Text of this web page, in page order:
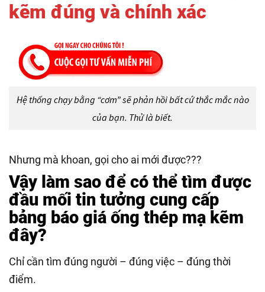
kẽm đúng và chính xác
Hệ thống chạy bằng “cơm” sẽ phản hồi bất cứ thắc mắc nào
của bạn. Thử là biết.
Nhưng mà khoan, gọi cho ai mới được???
Vậy làm sao để có thể tìm được
đầu mối tin tưởng cung cấp
bảng báo giá ống thép mạ kẽm
đây?
Chỉ cần tìm đúng người – đúng việc – đúng thời
điểm.